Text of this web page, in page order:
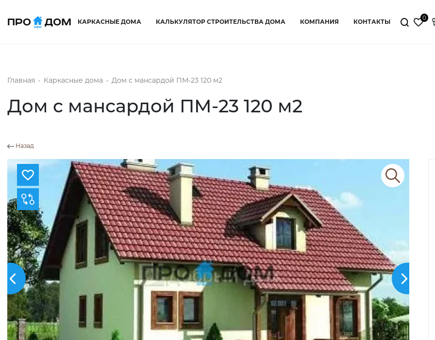
КАРКАСНЫЕ ДОМА КАЛЬКУЛЯТОР СТРОИТЕЛЬСТВА ДОМА КОМПАНИЯ КОНТАКТЫ
0
Главная - Каркасные дома - Дом с мансардой ПМ-23 120 м2
Дом с мансардой ПМ-23 120 м2
Назад